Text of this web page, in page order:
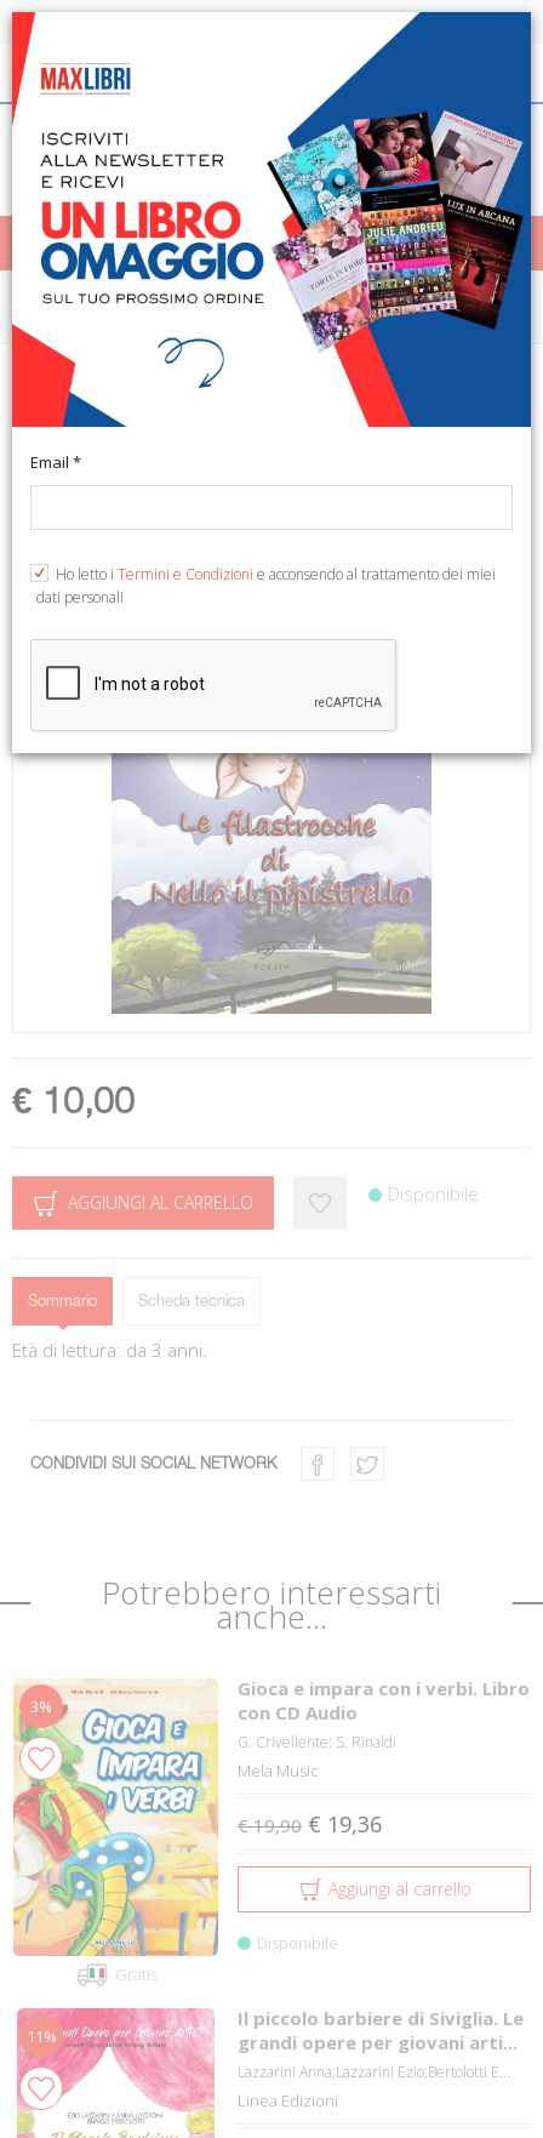
Spedizione in 24h per tutti i libri disponibili
Italiano
< Home
MENÙ
Le filastrocche di Nello il
pipistrello
€ 10,00
AGGIUNGI AL CARRELLO Disponibile
Sommario Scheda tecnica
Età di lettura: da 3 anni.
CONDIVIDI SUI SOCIAL NETWORK
Potrebbero interessarti
anche...
3%
Gratis
Gioca e impara con i verbi. Libro
con CD Audio
G. Crivellente; S. Rinaldi
Mela Music
€ 19,90 € 19,36
Aggiungi al carrello
Disponibile
11%
Il piccolo barbiere di Siviglia. Le
grandi opere per giovani arti...
Lazzarini Anna;Lazzarini Ezio;Bertolotti E...
Linea Edizioni
Email *
Ho letto i Termini e Condizioni e acconsendo al trattamento dei miei
dati personali